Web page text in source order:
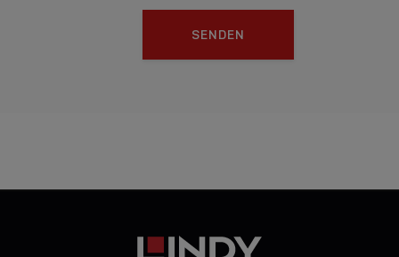
SENDEN